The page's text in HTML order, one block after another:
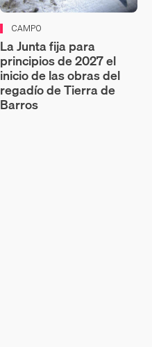
CAMPO
La Junta fija para
principios de 2027 el
inicio de las obras del
regadío de Tierra de
Barros